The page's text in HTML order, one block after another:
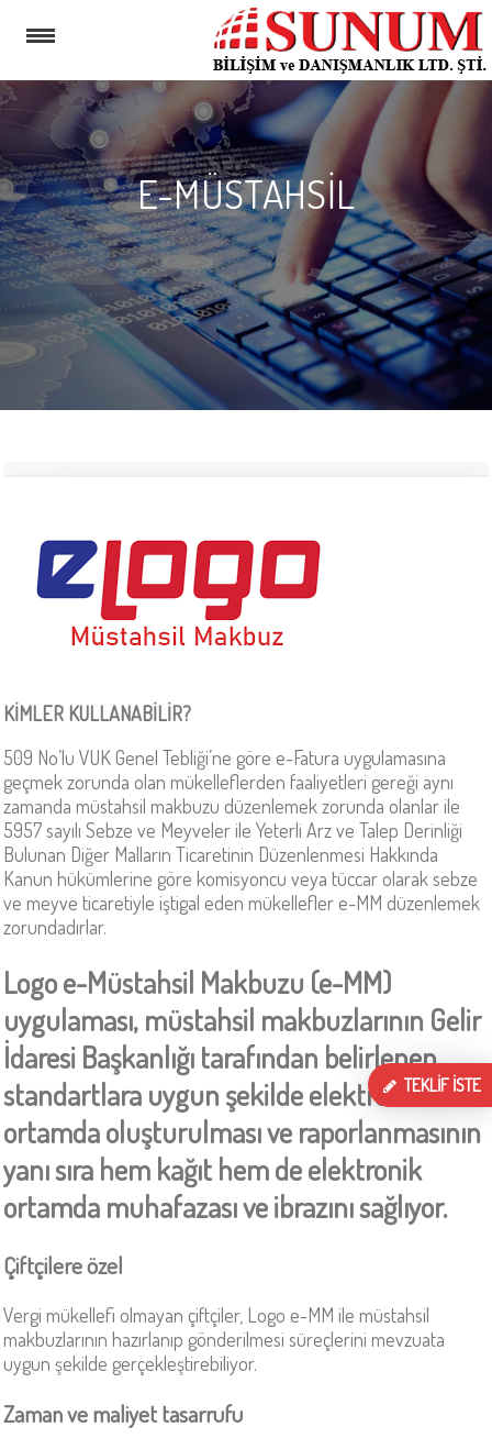
MENU
HAKKIMIZDA
NETSIS
E-
DEVLET
GÜVENLIK
BERQNET
HIZMETLERIMIZ
DESTEK
DÖKÜMANLARI
TEKLİF İSTE
E-MÜSTAHSIL
KİMLER KULLANABİLİR?
509 No’lu VUK Genel Tebliği’ne göre e-Fatura uygulamasına
geçmek zorunda olan mükelleflerden faaliyetleri gereği aynı
zamanda müstahsil makbuzu düzenlemek zorunda olanlar ile
5957 sayılı Sebze ve Meyveler ile Yeterli Arz ve Talep Derinliği
Bulunan Diğer Malların Ticaretinin Düzenlenmesi Hakkında
Kanun hükümlerine göre komisyoncu veya tüccar olarak sebze
ve meyve ticaretiyle iştigal eden mükellefler e-MM düzenlemek
zorundadırlar.
Logo e-Müstahsil Makbuzu (e-MM)
uygulaması, müstahsil makbuzlarının Gelir
İdaresi Başkanlığı tarafından belirlenen
standartlara uygun şekilde elektronik
ortamda oluşturulması ve raporlanmasının
yanı sıra hem kağıt hem de elektronik
ortamda muhafazası ve ibrazını sağlıyor.
Çiftçilere özel
Vergi mükellefi olmayan çiftçiler, Logo e-MM ile müstahsil
makbuzlarının hazırlanıp gönderilmesi süreçlerini mevzuata
uygun şekilde gerçekleştirebiliyor.
Zaman ve maliyet tasarrufu